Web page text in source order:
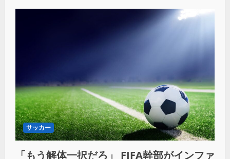
サッカー
「もう解体一択だろ」 FIFA幹部がインファ